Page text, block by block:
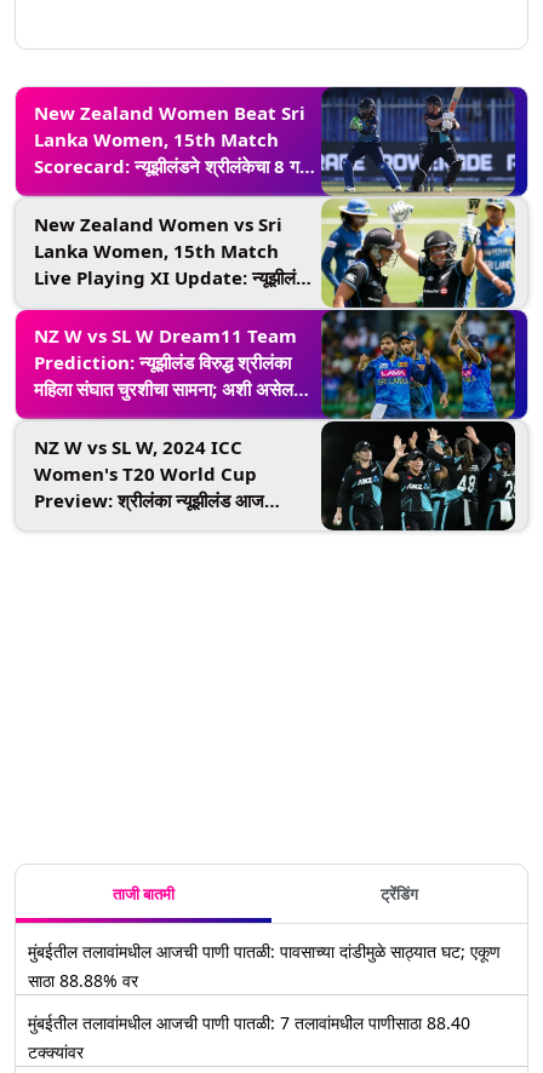
New Zealand Women Beat Sri
Lanka Women, 15th Match
Scorecard: न्यूझीलंडने श्रीलंकेचा 8 गडी
राखून केला पराभव, जॉर्जिया प्लिमरची
स्फोटक खेळी; येथे पाहा NZ W विरुद्ध SL
W सामन्याचे स्कोअरकार्ड
New Zealand Women vs Sri
Lanka Women, 15th Match
Live Playing XI Update: न्यूझीलंड
आणि श्रीलंका रोमांचक सामन्यात 'या'
दिग्गजांसह मैदानात उतरत आहेत, प्लेइंग
इलेव्हनवर एक नजर टाका
NZ W vs SL W Dream11 Team
Prediction: न्यूझीलंड विरुद्ध श्रीलंका
महिला संघात चुरशीचा सामना; अशी असेल
सर्वोत्तम प्लेइंग इलेव्हन
NZ W vs SL W, 2024 ICC
Women's T20 World Cup
Preview: श्रीलंका न्यूझीलंड आज
ताजी बातमी ट्रेंडिंग
मुंबईतील तलावांमधील आजची पाणी पातळी: पावसाच्या दांडीमुळे साठ्यात घट; एकूण
साठा 88.88% वर
मुंबईतील तलावांमधील आजची पाणी पातळी: 7 तलावांमधील पाणीसाठा 88.40
टक्क्यांवर